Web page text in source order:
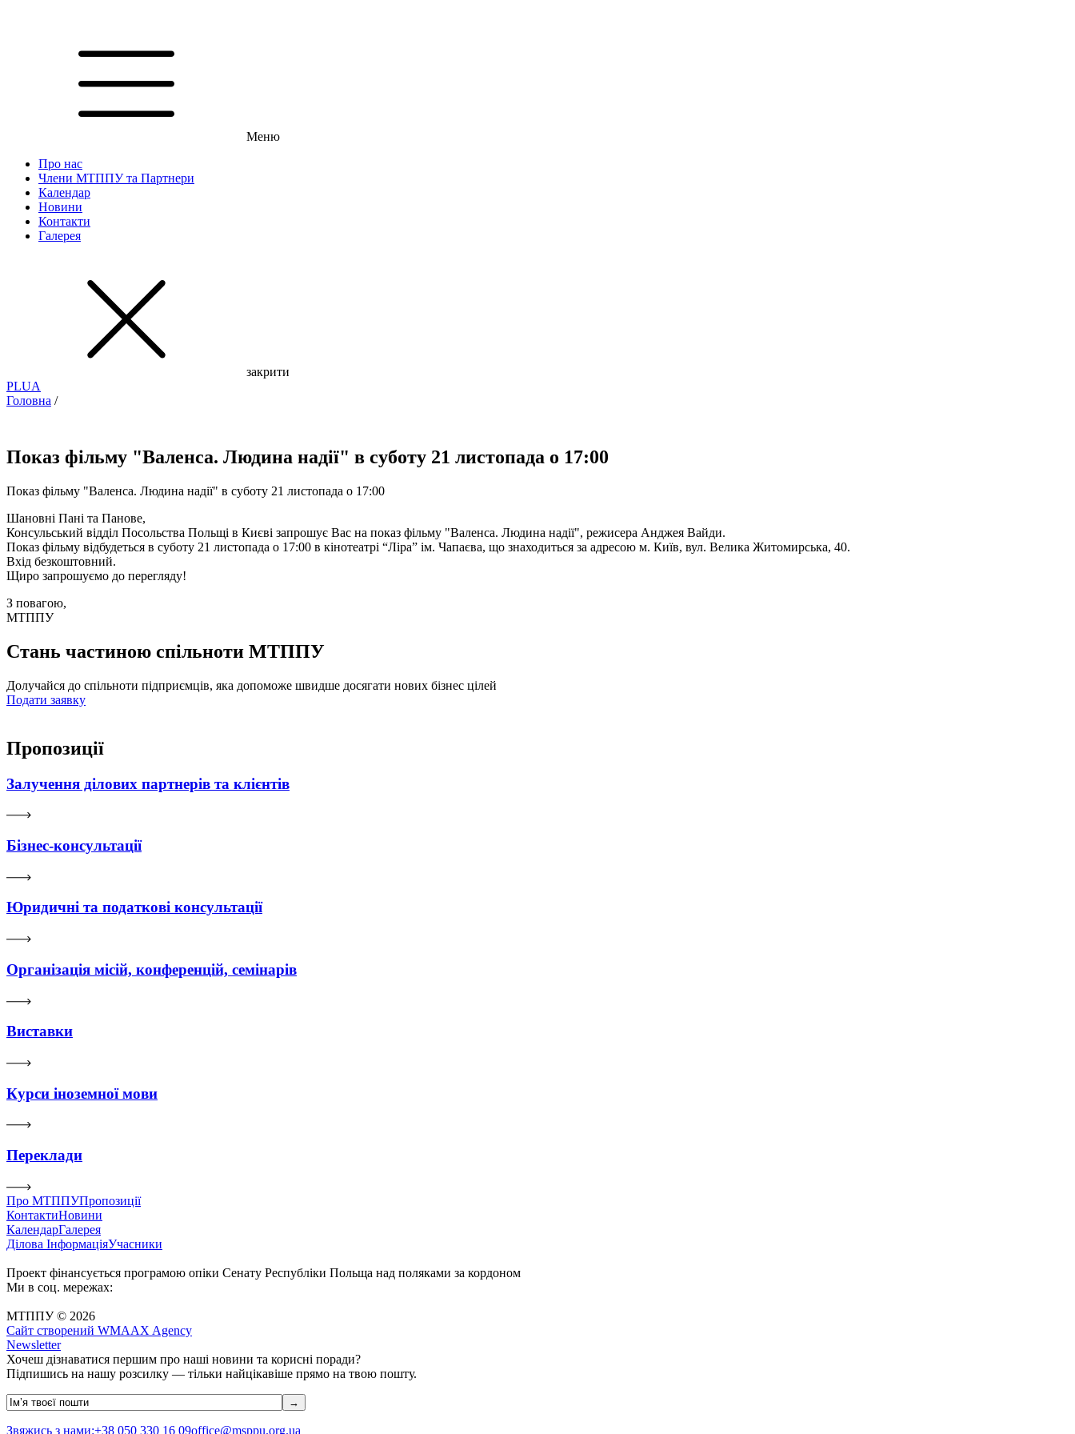
Меню
Про нас
Члени МТППУ та Партнери
Календар
Новини
Контакти
Галерея
закрити
PLUA
Головна /
Показ фільму "Валенса. Людина надії" в суботу 21 листопада о 17:00
Показ фільму "Валенса. Людина надії" в суботу 21 листопада о 17:00
Шановні Пані та Панове,
Консульський відділ Посольства Польщі в Києві запрошує Вас на показ фільму "Валенса. Людина надії", режисера Анджея Вайди.
Показ фільму відбудеться в суботу 21 листопада о 17:00 в кінотеатрі “Ліра” ім. Чапаєва, що знаходиться за адресою м. Київ, вул. Велика Житомирська, 40.
Вхід безкоштовний.
Щиро запрошуємо до перегляду!
З повагою,
МТППУ
Стань частиною спільноти МТППУ
Долучайся до спільноти підприємців, яка допоможе швидше досягати нових бізнес цілей
Подати заявку
Пропозиції
Залучення ділових партнерів та клієнтів
Бізнес-консультації
Юридичні та податкові консультації
Організація місій, конференцій, семінарів
Виставки
Курси іноземної мови
Переклади
Про МТППУПропозиції
КонтактиНовини
КалендарГалерея
Ділова ІнформаціяУчасники
Проект фінансується програмою опіки Сенату Республіки Польща над поляками за кордоном
Ми в соц. мережах:
МТППУ © 2026
Сайт створений WMAAX Agency
Newsletter
Хочеш дізнаватися першим про наші новини та корисні поради?
Підпишись на нашу розсилку — тільки найцікавіше прямо на твою пошту.
Звяжись з нами:+38 050 330 16 09office@msppu.org.ua